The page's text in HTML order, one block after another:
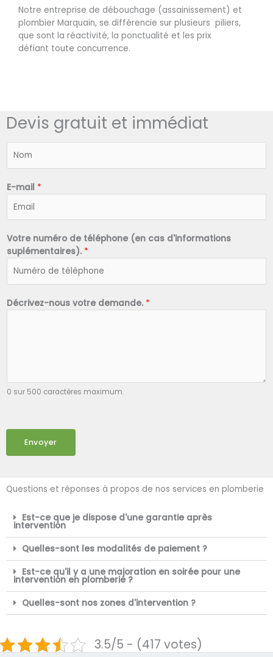
Notre entreprise de débouchage (assainissement) et
plombier Marquain, se différencie sur plusieurs piliers,
que sont la réactivité, la ponctualité et les prix
défiant toute concurrence.
Devis gratuit et immédiat
*
E-mail *
Votre numéro de téléphone (en cas d'informations
suplémentaires). *
Décrivez-nous votre demande. *
0 sur 500 caractères maximum.
Envoyer
Questions et réponses à propos de nos services en plomberie
Est-ce que je dispose d'une garantie après
intervention
Quelles-sont les modalités de paiement ?
Est-ce qu'il y a une majoration en soirée pour une
intervention en plomberie ?
Quelles-sont nos zones d'intervention ?
3.5/5 - (417 votes)